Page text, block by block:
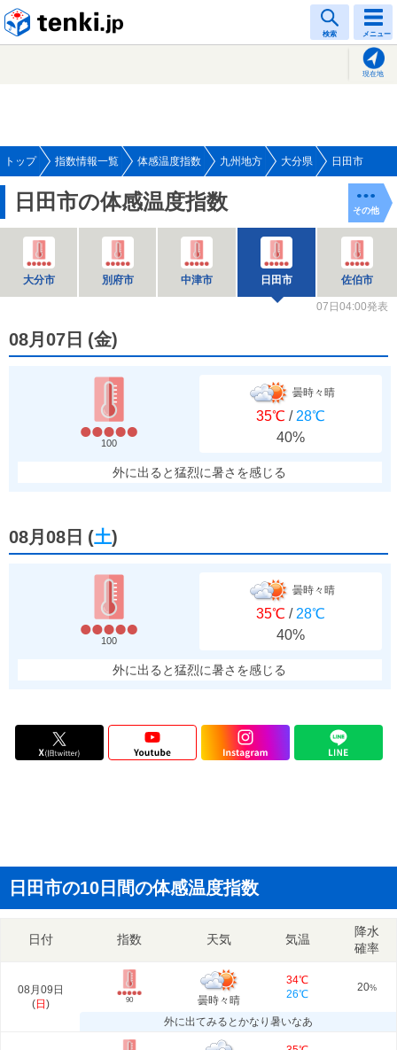
検索 メニュー
現在地
トップ 指数情報一覧 体感温度指数 九州地方 大分県 日田市
日田市の体感温度指数
大分市 別府市 中津市 日田市 佐伯市
その他
07日04:00発表
08月07日 (金)
100
曇時々晴
35℃ / 28℃
40%
外に出ると猛烈に暑さを感じる
08月08日 (土)
100
曇時々晴
35℃ / 28℃
40%
外に出ると猛烈に暑さを感じる
日田市の10日間の体感温度指数
日付 指数 天気 気温
降水
確率
08月09日
(日 ) 90 曇時々晴
34℃
26℃
20%
外に出てみるとかなり暑いなあ